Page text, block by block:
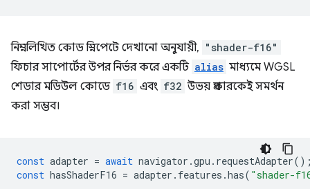
নিম্নলিখিত কোড স্নিপেটে দেখানো অনুযায়ী, "shader-f16"
ফিচার সাপোর্টের উপর নির্ভর করে একটি alias মাধ্যমে WGSL
শেডার মডিউল কোডে f16 এবং f32 উভয় প্রকারকেই সমর্থন
করা সম্ভব।
const adapter = await navigator .gpu . requestAdapter
const hasShaderF16 = adapter . features .has( "shader-